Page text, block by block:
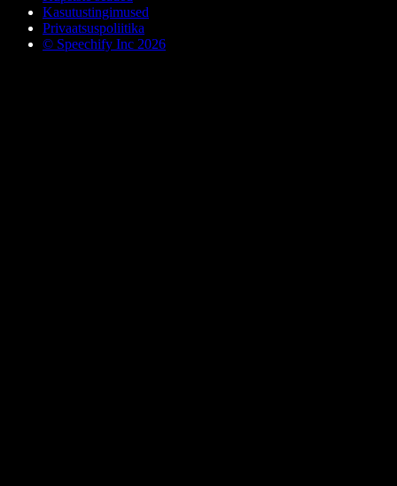
Kasutustingimused
Privaatsuspoliitika
© Speechify Inc 2026